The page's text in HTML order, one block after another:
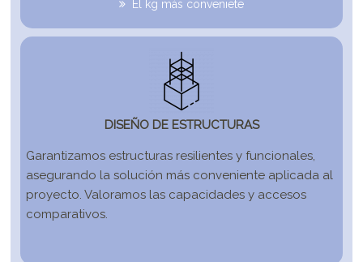
El kg más conveniete
DISEÑO DE ESTRUCTURAS
Garantizamos estructuras resilientes y funcionales,
asegurando la solución más conveniente aplicada al
proyecto. Valoramos las capacidades y accesos
comparativos.